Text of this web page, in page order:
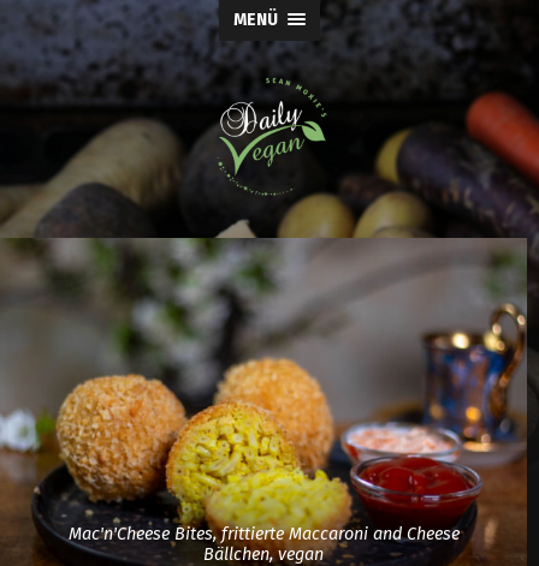
MENÜ
Mac'n'Cheese Bites, frittierte Maccaroni and Cheese
Bällchen, vegan